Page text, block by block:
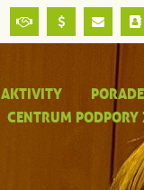
AKTIVITY
CENTRUM PODPORY